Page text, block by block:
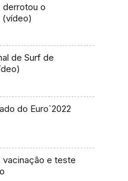
derrotou o
(vídeo)
de Surf de
do Euro`2022
vacinação e teste